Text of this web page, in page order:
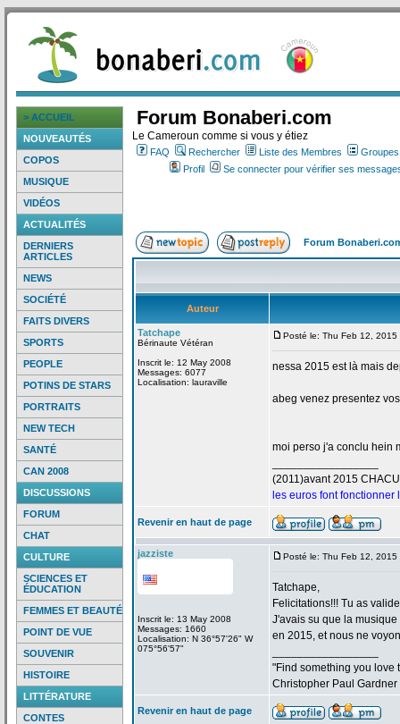
> ACCUEIL
NOUVEAUTÉS
COPOS
MUSIQUE
VIDÉOS
ACTUALITÉS
DERNIERS
ARTICLES
NEWS
SOCIÉTÉ
FAITS DIVERS
SPORTS
PEOPLE
POTINS DE STARS
PORTRAITS
NEW TECH
SANTÉ
CAN 2008
DISCUSSIONS
FORUM
CHAT
CULTURE
SCIENCES ET
ÉDUCATION
FEMMES ET BEAUTÉ
POINT DE VUE
SOUVENIR
HISTOIRE
LITTÉRATURE
CONTES
Forum Bonaberi.com
Le Cameroun comme si vous y étiez
FAQ Rechercher Liste des Membres
Profil
Se connecter pour vérifier ses
Forum
Auteur
Tatchape
Bérinaute Vétéran
Inscrit le: 12 May 2008
Messages: 6077
Localisation: lauraville
Posté le: Thu Feb 12, 2015
nessa 2015 est là mais
abeg venez presentez
moi perso j'a conclu hein
(2011)avant 2015
les euros font fonctionner
Revenir en haut de page
jazziste
Inscrit le: 13 May 2008
Messages: 1660
Localisation: N 36°57'26" W
075°56'57"
Posté le: Thu Feb 12, 2015
Tatchape,
Felicitations!!! Tu as
J'avais su que la musique
en 2015, et nous ne
"Find something you love
Christopher Paul Gardner
Revenir en haut de page